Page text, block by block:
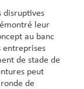
disruptives
leur
au banc
entreprises
de stade de
peut
de